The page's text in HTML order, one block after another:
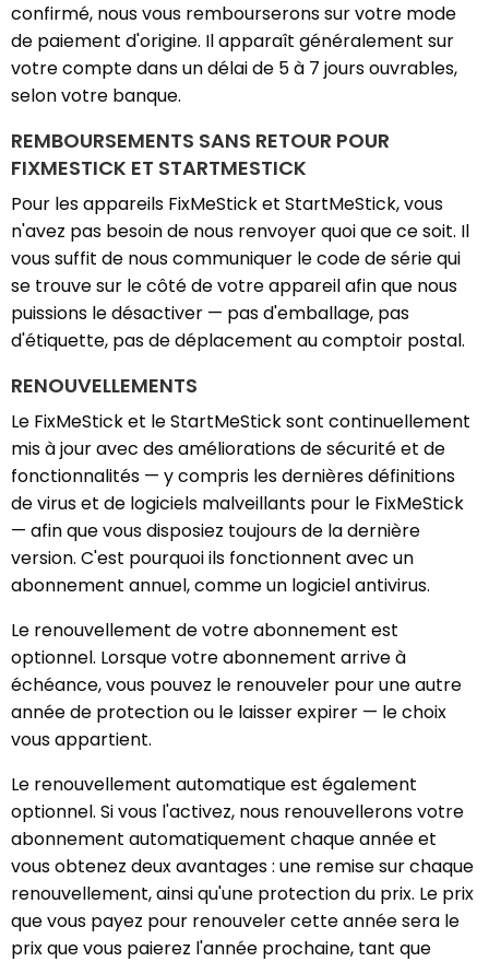
confirmé, nous vous rembourserons sur votre mode
de paiement d'origine. Il apparaît généralement sur
votre compte dans un délai de 5 à 7 jours ouvrables,
selon votre banque.
REMBOURSEMENTS SANS RETOUR POUR
FIXMESTICK ET STARTMESTICK
Pour les appareils FixMeStick et StartMeStick, vous
n'avez pas besoin de nous renvoyer quoi que ce soit. Il
vous suffit de nous communiquer le code de série qui
se trouve sur le côté de votre appareil afin que nous
puissions le désactiver — pas d'emballage, pas
d'étiquette, pas de déplacement au comptoir postal.
RENOUVELLEMENTS
Le FixMeStick et le StartMeStick sont continuellement
mis à jour avec des améliorations de sécurité et de
fonctionnalités — y compris les dernières définitions
de virus et de logiciels malveillants pour le FixMeStick
— afin que vous disposiez toujours de la dernière
version. C'est pourquoi ils fonctionnent avec un
abonnement annuel, comme un logiciel antivirus.
Le renouvellement de votre abonnement est
optionnel. Lorsque votre abonnement arrive à
échéance, vous pouvez le renouveler pour une autre
année de protection ou le laisser expirer — le choix
vous appartient.
Le renouvellement automatique est également
optionnel. Si vous l'activez, nous renouvellerons votre
abonnement automatiquement chaque année et
vous obtenez deux avantages : une remise sur chaque
renouvellement, ainsi qu'une protection du prix. Le prix
que vous payez pour renouveler cette année sera le
prix que vous paierez l'année prochaine, tant que